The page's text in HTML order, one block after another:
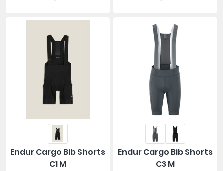
Endur Cargo Bib Shorts
C1 M
Endur Cargo Bib Shorts
C3 M